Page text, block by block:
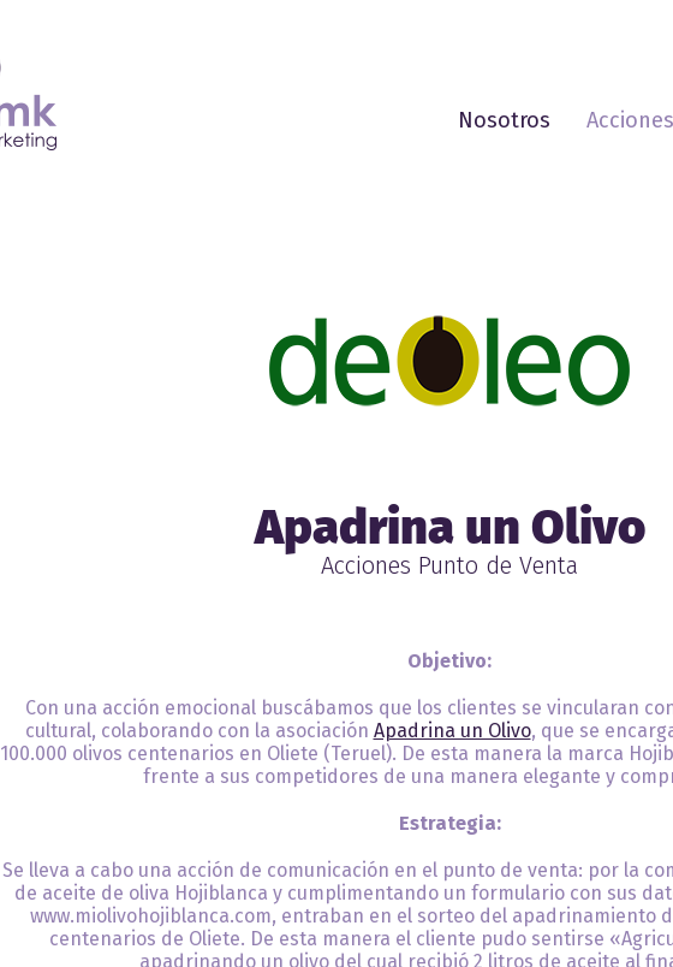
Nosotros Acciones
Apadrina un Olivo
Acciones Punto de Venta
Objetivo:
Con una acción emocional buscábamos que los clientes se vincularan
cultural, colaborando con la asociación Apadrina un Olivo, que se
100.000 olivos centenarios en Oliete (Teruel). De esta manera la marca
frente a sus competidores de una manera elegante y
Estrategia:
Se lleva a cabo una acción de comunicación en el punto de venta: por la
de aceite de oliva Hojiblanca y cumplimentando un formulario con sus
www.miolivohojiblanca.com, entraban en el sorteo del apadrinamiento
centenarios de Oliete. De esta manera el cliente pudo sentirse
apadrinando un olivo del cual recibió 2 litros de aceite al